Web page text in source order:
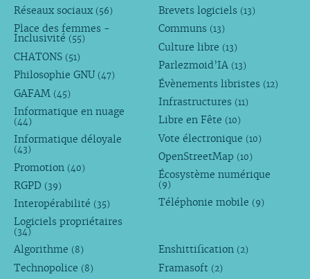
Réseaux sociaux (56)
Place des femmes -
Inclusivité (55)
CHATONS (51)
Philosophie GNU (47)
GAFAM (45)
Informatique en nuage
(44)
Informatique déloyale
(43)
Promotion (40)
RGPD (39)
Interopérabilité (35)
Logiciels propriétaires
(34)
Brevets logiciels (13)
Communs (13)
Culture libre (13)
Parlezmoid’IA (13)
Évènements libristes (12)
Infrastructures (11)
Libre en Fête (10)
Vote électronique (10)
OpenStreetMap (10)
Écosystème numérique
(9)
Téléphonie mobile (9)
Algorithme (8)
Technopolice (8)
Enshittification (2)
Framasoft (2)